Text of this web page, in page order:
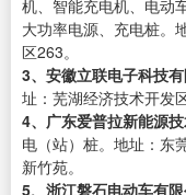
机、智能充电机、电动
大功率电源、充电桩。
区263。
3、安徽立联电子科技
址：芜湖经济技术开发
4、广东爱普拉新能源
电（站）桩。地址：东
新竹苑。
5、浙江磐石电动车有